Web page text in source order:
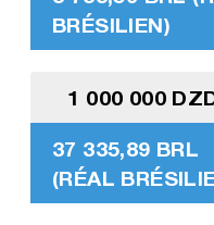
BRÉSILIEN)
1 000 000
37 335,89 BRL
(RÉAL